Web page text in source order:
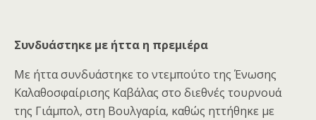
Συνδυάστηκε με ήττα η πρεμιέρα
Με ήττα συνδυάστηκε το ντεμπούτο της Ένωσης
Καλαθοσφαίρισης Καβάλας στο διεθνές τουρνουά
της Γιάμπολ, στη Βουλγαρία, καθώς ηττήθηκε με